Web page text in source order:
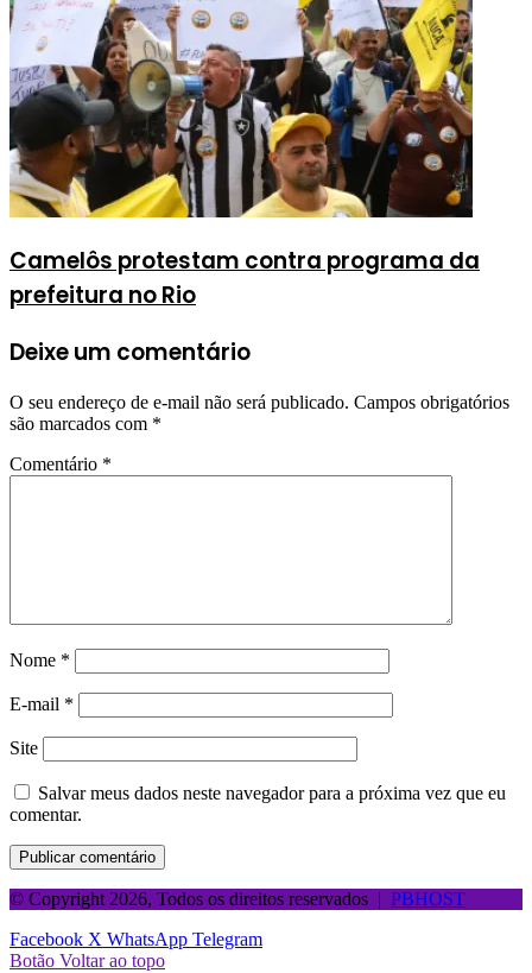
Camelôs protestam contra programa da
prefeitura no Rio
Deixe um comentário
O seu endereço de e-mail não será publicado. Campos obrigatórios
são marcados com *
Comentário *
Nome *
E-mail *
Site
Salvar meus dados neste navegador para a próxima vez que eu
comentar.
© Copyright 2026, Todos os direitos reservados | PBHOST
Facebook X WhatsApp Telegram
Botão Voltar ao topo